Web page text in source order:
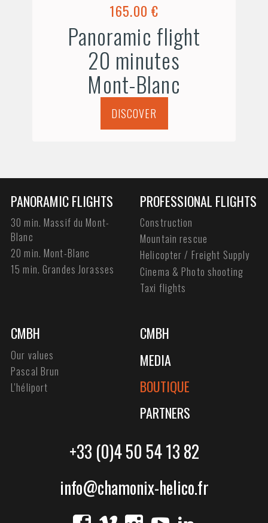
165.00 €
Panoramic flight
20 minutes
Mont-Blanc
DISCOVER
PANORAMIC FLIGHTS
30 min. Massif du Mont-
Blanc
20 min. Mont-Blanc
15 min. Grandes Jorasses
PROFESSIONAL FLIGHTS
Construction
Mountain rescue
Helicopter / Freight Supply
Cinema & Photo shooting
Taxi flights
CMBH
Our values
Pascal Brun
L'héliport
CMBH
MEDIA
BOUTIQUE
PARTNERS
+33 (0)4 50 54 13 82
info@chamonix-helico.fr